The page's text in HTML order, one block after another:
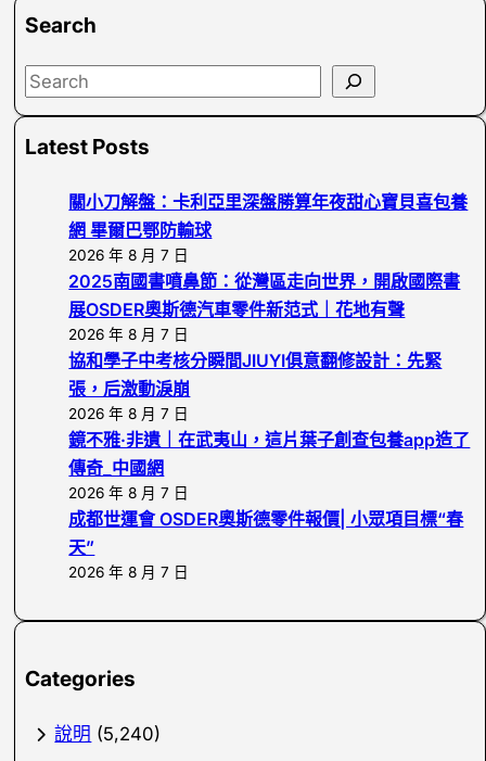
Search
S
aLatest Posts
關小刀解盤：卡利亞里深盤勝算年夜甜心寶貝喜包養
網 畢爾巴鄂防輸球
2026 年 8 月 7 日
2025南國書噴鼻節：從灣區走向世界，開啟國際書
展OSDER奧斯德汽車零件新范式｜花地有聲
2026 年 8 月 7 日
協和學子中考核分瞬間JIUYI俱意翻修設計：先緊
張，后激動淚崩
2026 年 8 月 7 日
鏡不雅·非遺｜在武夷山，這片葉子創查包養app造了
傳奇_中國網
2026 年 8 月 7 日
成都世運會 OSDER奧斯德零件報價| 小眾項目標“春
天”
2026 年 8 月 7 日
Categories
說明 (5,240)